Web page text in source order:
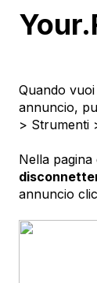
Quando
annuncio,
> Strumenti
Nella
annuncio